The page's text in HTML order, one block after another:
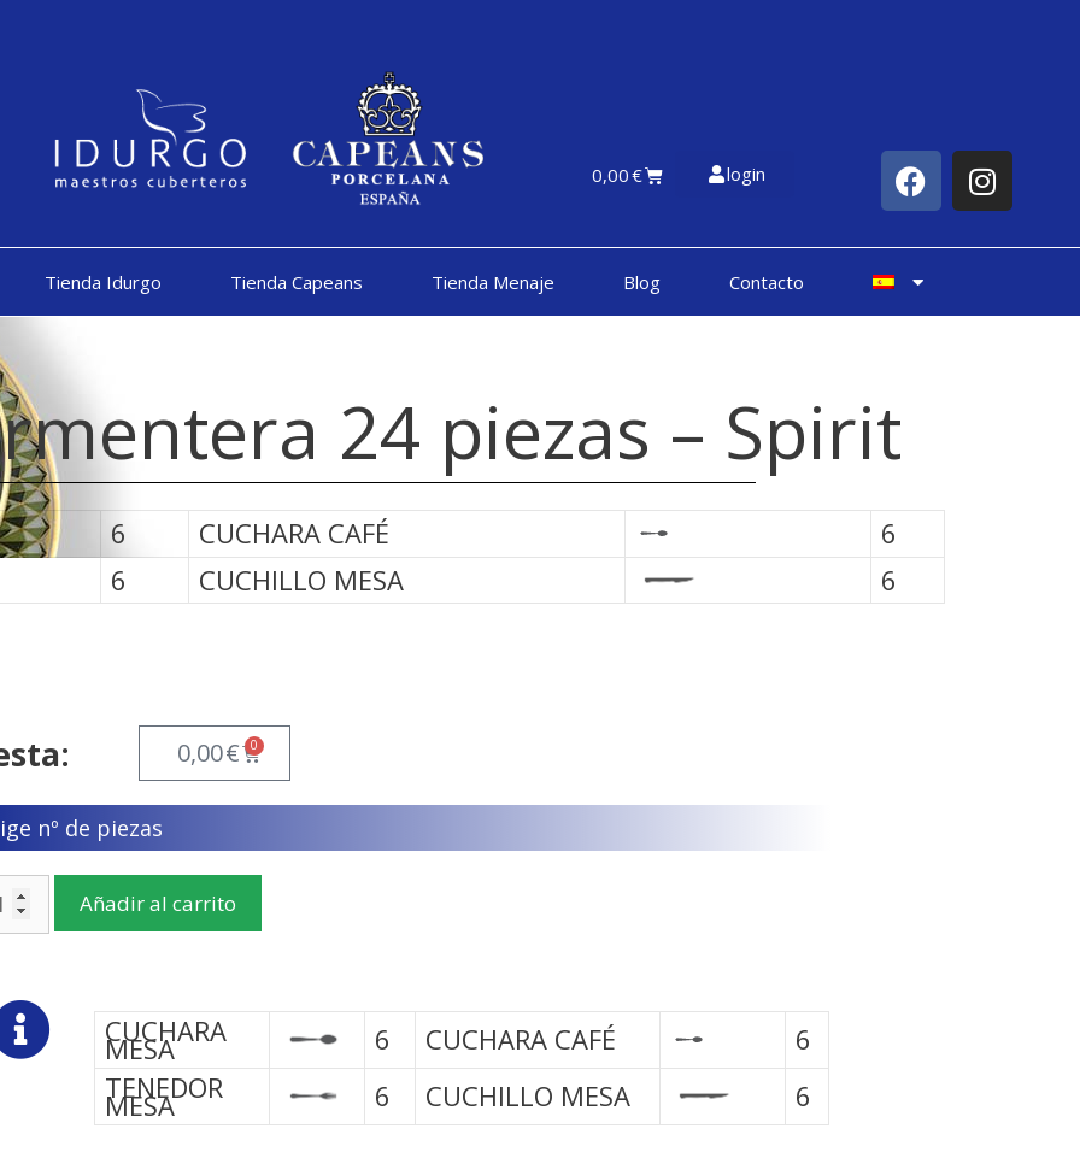
0,00€ login
Tienda Idurgo Tienda Capeans Tienda Menaje Blog Contacto
24 piezas – Spirit
6 CUCHARA CAFÉ
6
6
CUCHILLO MESA 6
0,00€ 0
nº de piezas
Añadir al carrito
CUCHARA
MESA 6 CUCHARA CAFÉ
6
TENEDOR
MESA 6 CUCHILLO MESA 6